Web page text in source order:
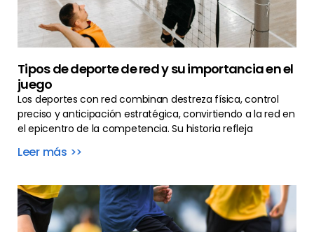
Tipos de deporte de red y su importancia en el
juego
Los deportes con red combinan destreza física, control
preciso y anticipación estratégica, convirtiendo a la red en
el epicentro de la competencia. Su historia refleja
Leer más >>